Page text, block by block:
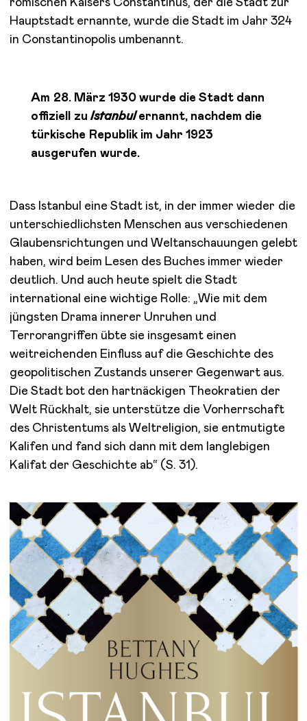
römischen Kaisers Constantinus, der die Stadt zur
Hauptstadt ernannte, wurde die Stadt im Jahr 324
in Constantinopolis umbenannt.
Am 28. März 1930 wurde die Stadt dann
offiziell zu Istanbulernannt, nachdem die
türkische Republik im Jahr 1923
ausgerufen wurde.
Dass Istanbul eine Stadt ist, in der immer wieder die
unterschiedlichsten Menschen aus verschiedenen
Glaubensrichtungen und Weltanschauungen gelebt
haben, wird beim Lesen des Buches immer wieder
deutlich. Und auch heute spielt die Stadt
international eine wichtige Rolle: „Wie mit dem
jüngsten Drama innerer Unruhen und
Terrorangriffen übte sie insgesamt einen
weitreichenden Einfluss auf die Geschichte des
geopolitischen Zustands unserer Gegenwart aus.
Die Stadt bot den hartnäckigen Theokratien der
Welt Rückhalt, sie unterstütze die Vorherrschaft
des Christentums als Weltreligion, sie entmutigte
Kalifen und fand sich dann mit dem langlebigen
Kalifat der Geschichte ab“ (S. 31).